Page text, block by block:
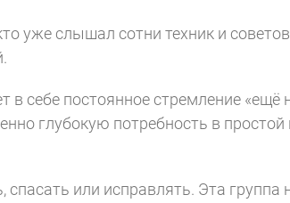
уже слышал сотни техник и
в себе постоянное стремление «ещё
глубокую потребность в простой
или исправлять. Эта группа